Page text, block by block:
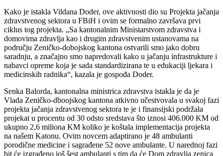
Kako je istakla Vildana Doder, ove aktivnosti dio su Projekta jačanja
zdravstvenog sektora u FBiH i ovim se formalno završava prvi
ciklus tog projekta. „Sa kantonalnim Ministarstvom zdravstva i
domovima zdravlja kao i drugim zdravstvenim ustanovama na
području Zeničko-dobojskog kantona ostvarili smo jako dobru
saradnju, a značajno smo napredovali kako u jačanju infrastrukture i
nabavci opreme koja je sada standardizirana te u edukaciji ljekara i
medicinskih radnika“, kazala je gospođa Doder.
Senka Balorda, kantonalna ministrica zdravstva istakla je da je
Vlada Zeničko-dboojskog kantona atkivno učestvovala u svakoj fazi
projekta jačanja zdravstvenog sektora te je i finansijski podržala
projekat u procentu od 30 odsto sredstava što iznosi 406.000 KM od
ukupno 2,6 miliona KM koliko je koštala implementacija projekta
na našem Katonu. Ovim novcem adaptirano je 48 ambulanti
porodične medicine i sagrađene 52 nove ambulante. U narednoj fazi
bit će izgrađeno još šest ambulanti s tim da će Dom zdravlja zenica